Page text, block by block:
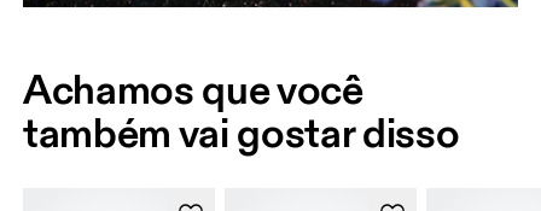
Achamos que você
também vai gostar disso